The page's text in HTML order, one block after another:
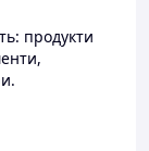
продукти